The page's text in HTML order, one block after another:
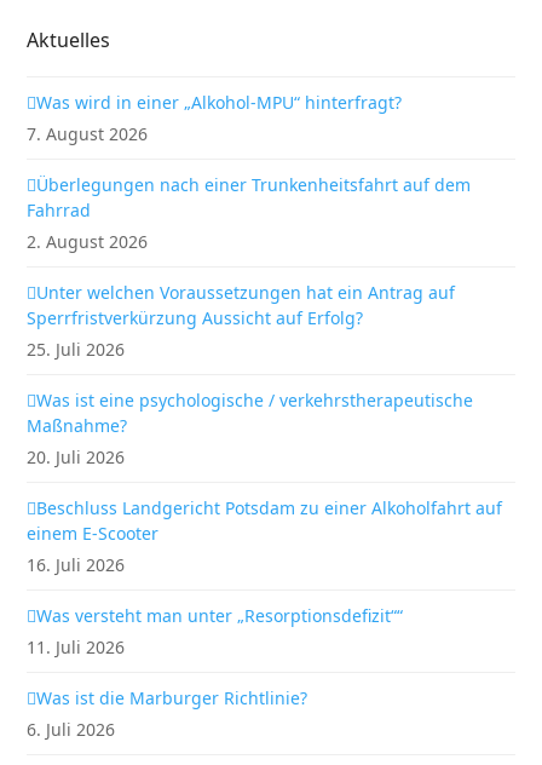
Aktuelles
Was wird in einer „Alkohol-MPU“ hinterfragt?
7. August 2026
Überlegungen nach einer Trunkenheitsfahrt auf dem
Fahrrad
2. August 2026
Unter welchen Voraussetzungen hat ein Antrag auf
Sperrfristverkürzung Aussicht auf Erfolg?
25. Juli 2026
Was ist eine psychologische / verkehrstherapeutische
Maßnahme?
20. Juli 2026
Beschluss Landgericht Potsdam zu einer Alkoholfahrt auf
einem E-Scooter
16. Juli 2026
Was versteht man unter „Resorptionsdefizit““
11. Juli 2026
Was ist die Marburger Richtlinie?
6. Juli 2026